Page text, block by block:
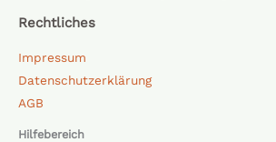
Rechtliches
Impressum
Datenschutzerklärung
AGB
Hilfebereich